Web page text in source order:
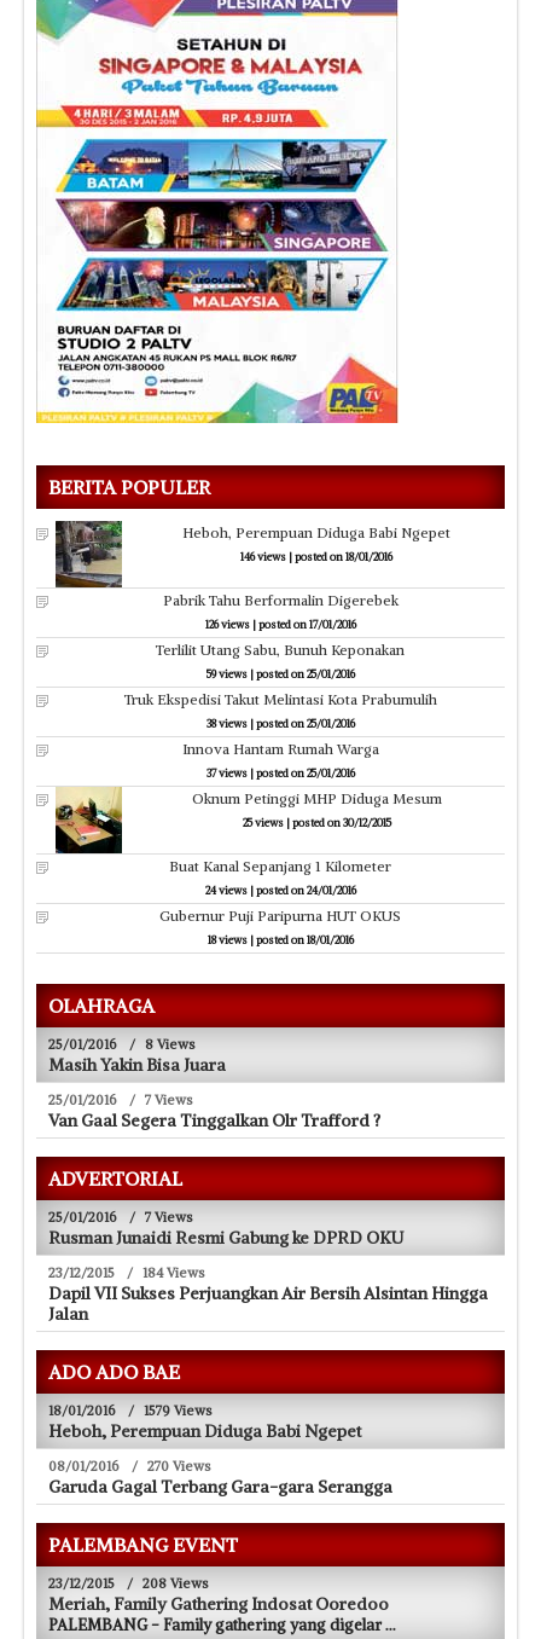
BERITA POPULER
Heboh, Perempuan Diduga Babi Ngepet
146 views |posted on 18/01/2016
Pabrik Tahu Berformalin Digerebek
126 views|posted on 17/01/2016
Terlilit Utang Sabu, Bunuh Keponakan
59 views|posted on 25/01/2016
Truk Ekspedisi Takut Melintasi Kota Prabumulih
38 views|posted on 25/01/2016
Innova Hantam Rumah Warga
37 views|posted on 25/01/2016
Oknum Petinggi MHP Diduga Mesum
25 views|posted on 30/12/2015
Buat Kanal Sepanjang 1 Kilometer
24 views|posted on 24/01/2016
Gubernur Puji Paripurna HUT OKUS
18 views|posted on 18/01/2016
OLAHRAGA
25/01/2016 / 8 Views
Masih Yakin Bisa Juara
25/01/2016 / 7 Views
Van Gaal Segera Tinggalkan Olr Trafford ?
ADVERTORIAL
25/01/2016 / 7 Views
Rusman Junaidi Resmi Gabung ke DPRD OKU
23/12/2015 / 184 Views
Dapil VII Sukses Perjuangkan Air Bersih Alsintan Hingga
Jalan
ADO ADO BAE
18/01/2016 / 1579 Views
Heboh, Perempuan Diduga Babi Ngepet
08/01/2016 / 270 Views
Garuda Gagal Terbang Gara-gara Serangga
PALEMBANG EVENT
23/12/2015 / 208 Views
Meriah, Family Gathering Indosat Ooredoo
PALEMBANG - Family gathering yang digelar...